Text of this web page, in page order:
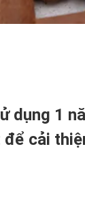
dụng 1
để cải